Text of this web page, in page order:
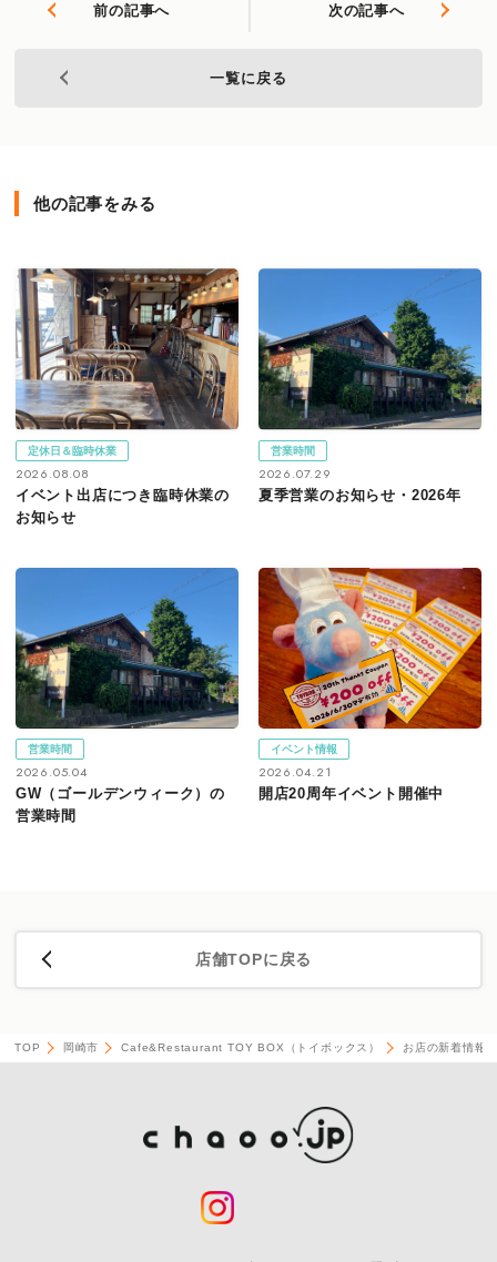
前の記事へ 次の記事へ
一覧に戻る
他の記事をみる
定休日＆臨時休業
2026.08.08
イベント出店につき臨時休業の
お知らせ
営業時間
2026.07.29
夏季営業のお知らせ・2026年
営業時間
2026.05.04
GW（ゴールデンウィーク）の
営業時間
イベント情報
2026.04.21
開店20周年イベント開催中
店舗TOPに戻る
TOP 岡崎市 Cafe&Restaurant TOY BOX（トイボックス） お店の新着情報